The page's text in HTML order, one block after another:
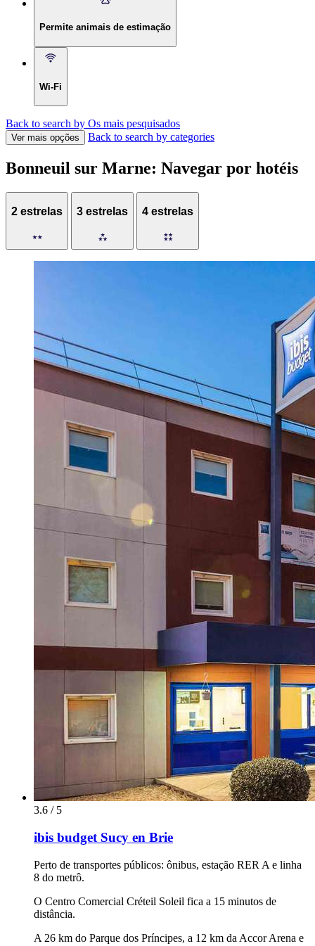
Permite animais de estimação
Wi-Fi
Back to search by Os mais pesquisados
Ver mais opções Back to search by categories
Bonneuil sur Marne: Navegar por hotéis
2 estrelas 3 estrelas 4 estrelas
3.6 / 5
ibis budget Sucy en Brie
Perto de transportes públicos: ônibus, estação RER A e linha
8 do metrô.
O Centro Comercial Créteil Soleil fica a 15 minutos de
distância.
A 26 km do Parque dos Príncipes, a 12 km da Accor Arena e